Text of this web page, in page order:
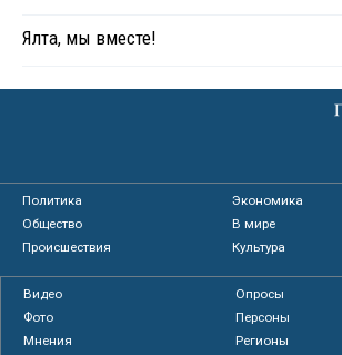
Ялта, мы вместе!
Политика
Экономика
Общество
В мире
Происшествия
Культура
Видео
Опросы
Фото
Персоны
Мнения
Регионы